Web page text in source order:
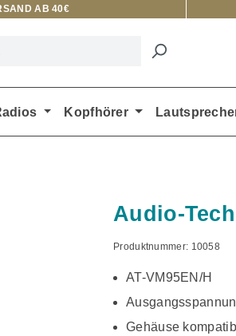
AB 40€
Kopfhörer
Audio-
Produktnummer: 10058
AT-VM95EN/H
Gehäuse